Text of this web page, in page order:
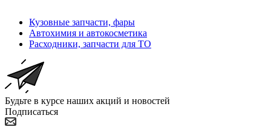
Кузовные запчасти, фары
Автохимия и автокосметика
Расходники, запчасти для ТО
Будьте в курсе наших акций и новостей
Подписаться